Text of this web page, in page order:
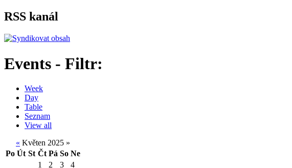
RSS kanál
Events - Filtr:
Week
Day
Table
Seznam
View all
« Květen 2025 »
Po Út St Čt Pá So Ne
1
2 3 4